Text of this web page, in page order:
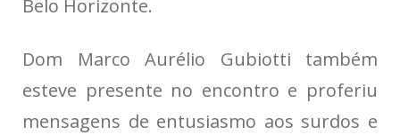
Belo Horizonte.
Dom Marco Aurélio Gubiotti também
esteve presente no encontro e proferiu
mensagens de entusiasmo aos surdos e